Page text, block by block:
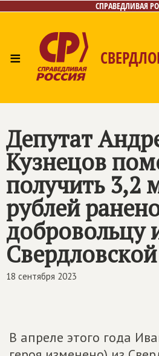
СПРАВЕДЛИВАЯ
≡
Контакты
Депутат
Кузнецов
получить 3,2
рублей
добровольцу
18 сентября 2023
В апреле этого года